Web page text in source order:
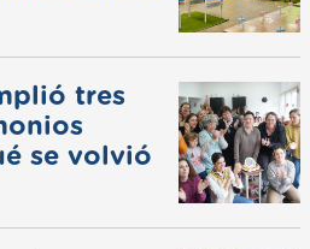
tres
se volvió